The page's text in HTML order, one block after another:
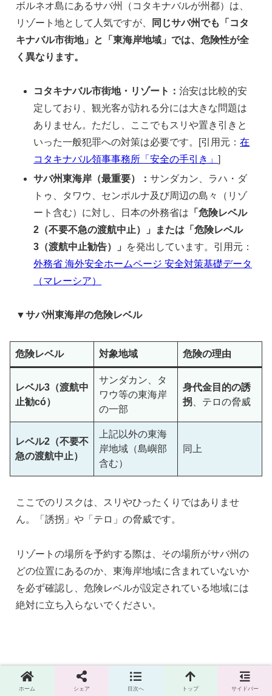
ボルネオ島にあるサバ州（コタキナバルが州都）は、
リゾート地として人気ですが、
同じサバ州でも「コタ
キナバル市街地」と「東海岸地域」では、危険性が全
く異なります。
コタキナバル市街地・リゾート：治安は比較的安
定しており、観光客が訪れる分には大きな問題は
ありません。ただし、ここでもスリや置き引きと
いった一般犯罪への対策は必要です。[引用元：在
コタキナバル領事事務所「安全の手引き」]
サバ州東海岸（最重要）：サンダカン、ラハ・ダ
トゥ、タワウ、センポルナ及び周辺の島々（リゾ
ート含む）に対し、日本の外務省は 「危険レベル
2（不要不急の渡航中止）」または「危険レベル
3（渡航中止勧告）」
を発出しています。引用元：
外務省 海外安全ホームページ 安全対策基礎データ
（マレーシア）
▼サバ州東海岸の危険レベル
危険レベル 対象地域 危険の理由
レベル3（渡航中
止勧có）
サンダカン、タ
ワウ等の東海岸
の一部
身代金目的の誘
拐 、テロの脅威
レベル2（不要不
急の渡航中止）
上記以外の東海
岸地域（島嶼部
含む）
同上
ここでのリスクは、スリやひったくりではありませ
ん。「誘拐」や「テロ」の脅威です。
リゾートの場所を予約する際は、その場所がサバ州の
どの位置にあるのか、東海岸地域に含まれていないか
を必ず確認し、危険レベルが設定されている地域には
絶対に立ち入らないでください。
ホーム シェア 目次へ トップ サイドバー